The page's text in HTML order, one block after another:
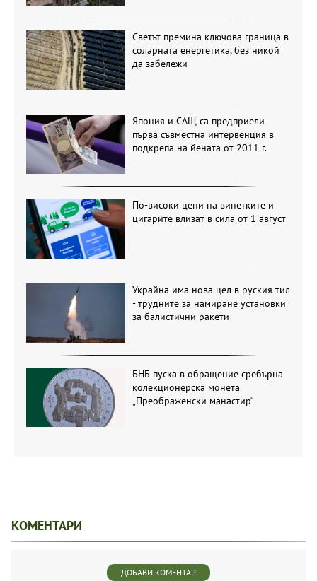
Светът премина ключова граница в
соларната енергетика, без никой
да забележи
Япония и САЩ са предприели
първа съвместна интервенция в
подкрепа на йената от 2011 г.
По-високи цени на винетките и
цигарите влизат в сила от 1 август
Украйна има нова цел в руския тил
- трудните за намиране установки
за балистични ракети
БНБ пуска в обращение сребърна
колекционерска монета
„Преображенски манастир“
КОМЕНТАРИ
ДОБАВИ КОМЕНТАР